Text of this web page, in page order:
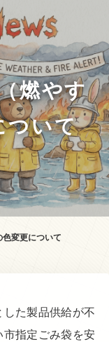
燃やす
ついて
変更について
た製品供給が不
指定ごみ袋を安